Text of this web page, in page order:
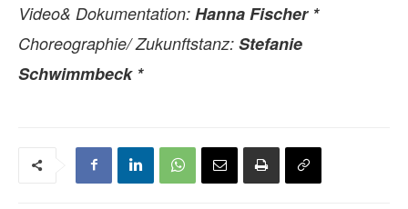
Video& Dokumentation: Hanna Fischer *
Choreographie/ Zukunftstanz: Stefanie
Schwimmbeck *